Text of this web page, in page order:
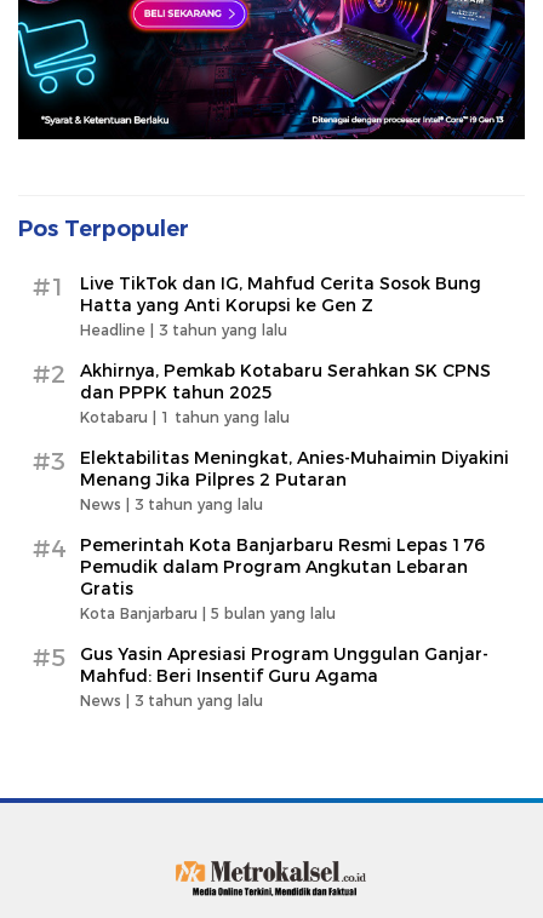
Pos Terpopuler
#1
Live TikTok dan IG, Mahfud Cerita Sosok Bung
Hatta yang Anti Korupsi ke Gen Z
Headline | 3 tahun yang lalu
#2
Akhirnya, Pemkab Kotabaru Serahkan SK CPNS
dan PPPK tahun 2025
Kotabaru | 1 tahun yang lalu
#3
Elektabilitas Meningkat, Anies-Muhaimin Diyakini
Menang Jika Pilpres 2 Putaran
News | 3 tahun yang lalu
#4
Pemerintah Kota Banjarbaru Resmi Lepas 176
Pemudik dalam Program Angkutan Lebaran
Gratis
Kota Banjarbaru | 5 bulan yang lalu
#5
Gus Yasin Apresiasi Program Unggulan Ganjar-
Mahfud: Beri Insentif Guru Agama
News | 3 tahun yang lalu